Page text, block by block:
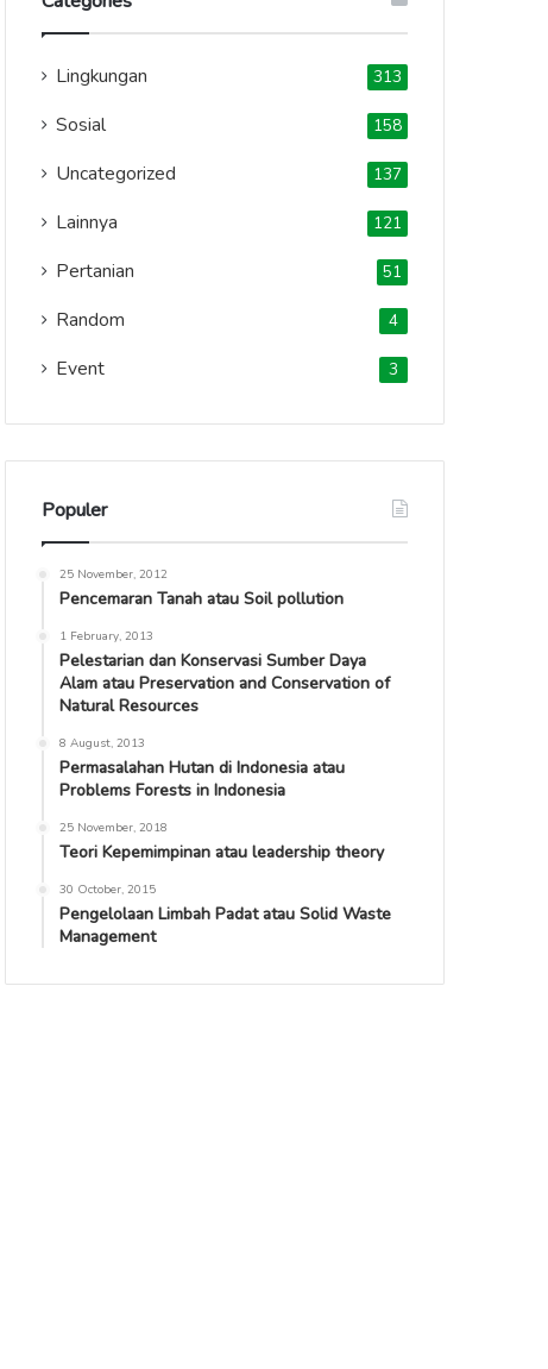
Lingkungan 313
Sosial 158
Uncategorized 137
Lainnya 121
Pertanian 51
Random 4
Event 3
Populer
25 November, 2012
Pencemaran Tanah atau Soil pollution
1 February, 2013
Pelestarian dan Konservasi Sumber Daya
Alam atau Preservation and Conservation of
Natural Resources
8 August, 2013
Permasalahan Hutan di Indonesia atau
Problems Forests in Indonesia
25 November, 2018
Teori Kepemimpinan atau leadership theory
30 October, 2015
Pengelolaan Limbah Padat atau Solid Waste
Management